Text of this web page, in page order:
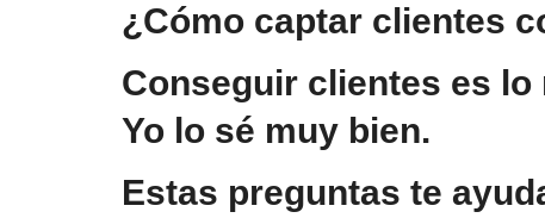
¿Cómo captar clientes
Conseguir clientes es
Yo lo sé muy bien.
Estas preguntas te